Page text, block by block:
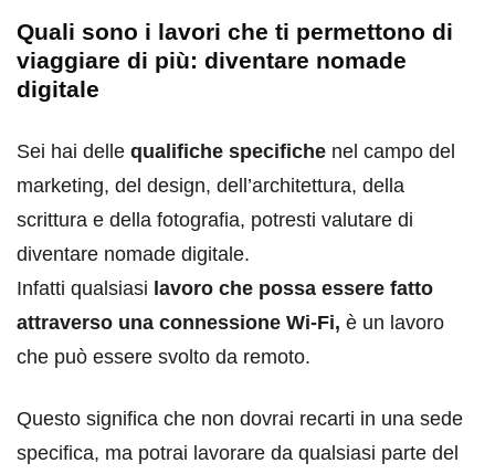
Quali sono i lavori che ti permettono di
viaggiare di più: diventare nomade
digitale
Sei hai delle qualifiche specifiche nel campo del
marketing, del design, dell’architettura, della
scrittura e della fotografia, potresti valutare di
diventare nomade digitale.
Infatti qualsiasi lavoro che possa essere fatto
attraverso una connessione Wi-Fi, è un lavoro
che può essere svolto da remoto.
Questo significa che non dovrai recarti in una sede
specifica, ma potrai lavorare da qualsiasi parte del